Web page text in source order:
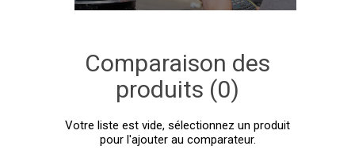
Comparaison des
produits (0)
Votre liste est vide, sélectionnez un produit
pour l'ajouter au comparateur.